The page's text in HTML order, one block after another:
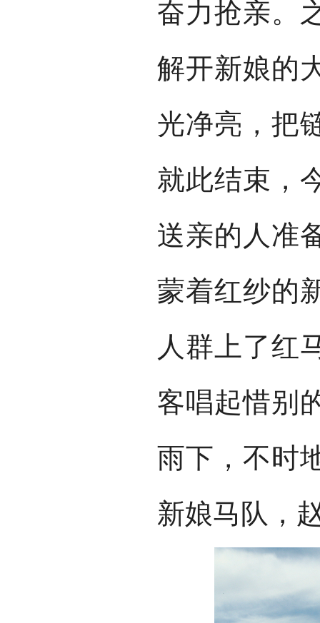
奋力抢亲。
解开新娘的
光净亮，把
就此结束，
送亲的人准
蒙着红纱的
人群上了红
客唱起惜别
雨下，不时
新娘马队，